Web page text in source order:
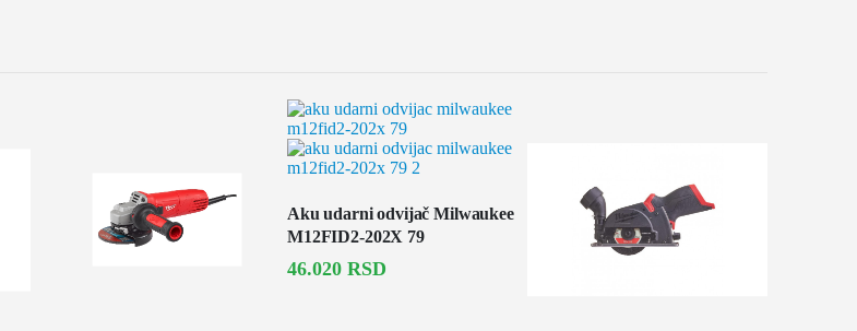
Aku udarni odvijač Milwaukee
M12FID2-202X 79
46.020 RSD